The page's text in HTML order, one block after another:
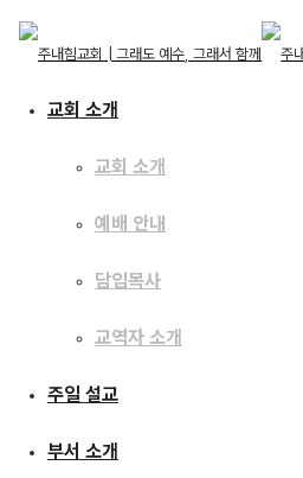
교회 소개
교회 소개
교역자 소개
주일 설교
부서 소개
교회 소개
교회 소개
예배 안내
담임목사
교역자 소개
주일 설교
부서 소개
주일 설교
[13.11.10] 사
모는 막대기